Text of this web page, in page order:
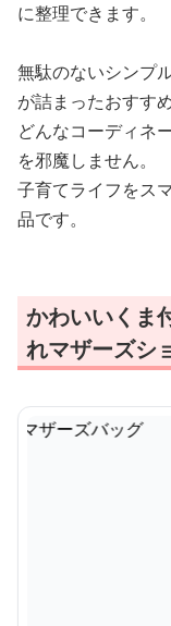
に整理できます。
無駄のないシンプ
が詰まったおすす
どんなコーディネ
を邪魔しません。
子育てライフをス
品です。
かわいいくま
れマザーズシ